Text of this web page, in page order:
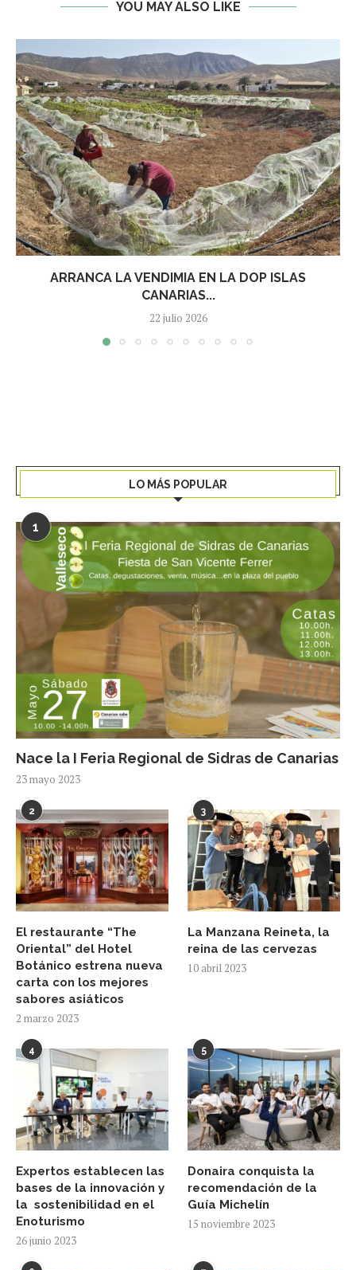
YOU MAY ALSO LIKE
ARRANCA LA VENDIMIA EN LA DOP ISLAS
CANARIAS...
22 julio 2026
LO MÁS POPULAR
1
Nace la I Feria Regional de Sidras de Canarias
23 mayo 2023
2
El restaurante “The
Oriental” del Hotel
Botánico estrena nueva
carta con los mejores
sabores asiáticos
2 marzo 2023
3
La Manzana Reineta, la
reina de las cervezas
10 abril 2023
4
Expertos establecen las
bases de la innovación y
la sostenibilidad en el
Enoturismo
26 junio 2023
5
Donaira conquista la
recomendación de la
Guía Michelín
15 noviembre 2023